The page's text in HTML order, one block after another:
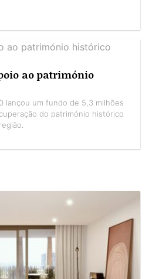
ao património
lançou um fundo de 5,3 milhões
do património histórico